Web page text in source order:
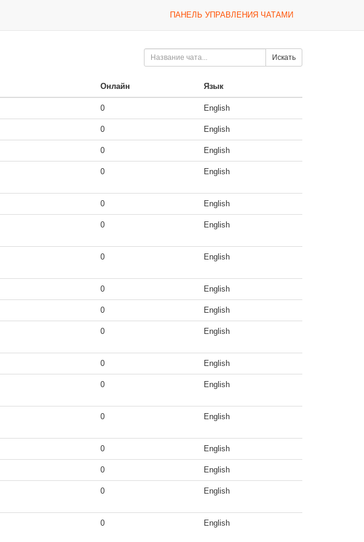
ПАНЕЛЬ УПРАВЛЕНИЯ ЧАТАМИ
Искать
Онлайн Язык
0 English
0 English
0 English
0 English
0 English
0 English
0 English
0 English
0 English
0 English
0 English
0 English
0 English
0 English
0 English
0 English
0 English